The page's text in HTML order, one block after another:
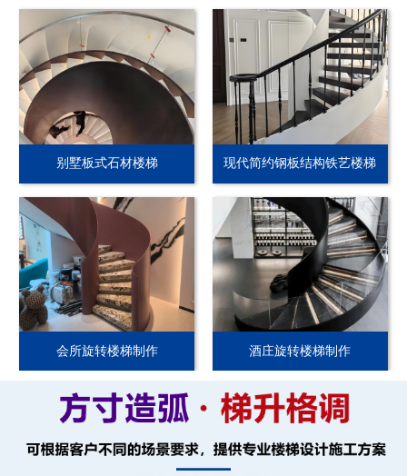
别墅板式石材楼梯 现代简约钢板结构铁艺楼梯
会所旋转楼梯制作 酒庄旋转楼梯制作